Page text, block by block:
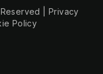
|Privacy
Policy